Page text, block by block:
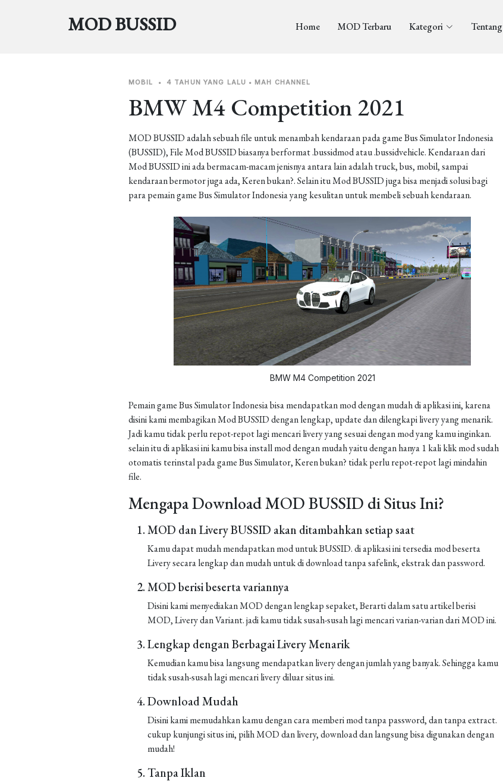
MOD BUSSID Home MOD Terbaru Kategori Tentang
MOBIL • 4 TAHUN YANG LALU • MAH CHANNEL
BMW M4 Competition 2021
MOD BUSSID adalah sebuah file untuk menambah kendaraan pada game Bus Simulator Indonesia
(BUSSID), File Mod BUSSID biasanya berformat .bussidmod atau .bussidvehicle. Kendaraan dari
Mod BUSSID ini ada bermacam-macam jenisnya antara lain adalah truck, bus, mobil, sampai
kendaraan bermotor juga ada, Keren bukan?. Selain itu Mod BUSSID juga bisa menjadi solusi bagi
para pemain game Bus Simulator Indonesia yang kesulitan untuk membeli sebuah kendaraan.
BMW M4 Competition 2021
Pemain game Bus Simulator Indonesia bisa mendapatkan mod dengan mudah di aplikasi ini, karena
disini kami membagikan Mod BUSSID dengan lengkap, update dan dilengkapi livery yang menarik.
Jadi kamu tidak perlu repot-repot lagi mencari livery yang sesuai dengan mod yang kamu inginkan.
selain itu di aplikasi ini kamu bisa install mod dengan mudah yaitu dengan hanya 1 kali klik mod sudah
otomatis terinstal pada game Bus Simulator, Keren bukan? tidak perlu repot-repot lagi mindahin
file.
Mengapa Download MOD BUSSID di Situs Ini?
MOD dan Livery BUSSID akan ditambahkan setiap saat
Kamu dapat mudah mendapatkan mod untuk BUSSID. di aplikasi ini tersedia mod beserta
Livery secara lengkap dan mudah untuk di download tanpa safelink, ekstrak dan password.
MOD berisi beserta variannya
Disini kami menyediakan MOD dengan lengkap sepaket, Berarti dalam satu artikel berisi
MOD, Livery dan Variant. jadi kamu tidak susah-susah lagi mencari varian-varian dari MOD ini.
Lengkap dengan Berbagai Livery Menarik
Kemudian kamu bisa langsung mendapatkan livery dengan jumlah yang banyak. Sehingga kamu
tidak susah-susah lagi mencari livery diluar situs ini.
Download Mudah
Disini kami memudahkan kamu dengan cara memberi mod tanpa password, dan tanpa extract.
cukup kunjungi situs ini, pilih MOD dan livery, download dan langsung bisa digunakan dengan
mudah!
Tanpa Iklan